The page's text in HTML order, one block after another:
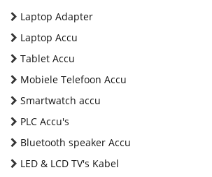
Laptop Adapter
Laptop Accu
Tablet Accu
Mobiele Telefoon Accu
Smartwatch accu
PLC Accu's
Bluetooth speaker Accu
LED & LCD TV's Kabel